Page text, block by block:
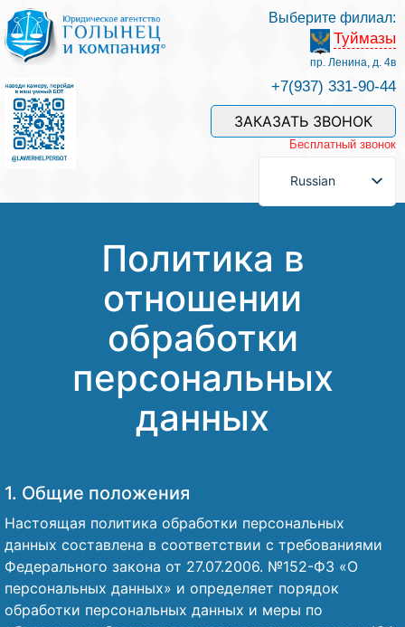
Услуги и наши специалисты
Оплата услуг
Задать вопрос
Полезные статьи
Наши победы
Видео о нас
Выберите филиал:
Туймазы
пр. Ленина, д. 4в
+7(937) 331-90-44
ЗАКАЗАТЬ ЗВОНОК
Бесплатный звонок
Russian
Политика в
отношении
обработки
персональных
данных
1. Общие положения
Настоящая политика обработки персональных
данных составлена в соответствии с требованиями
Федерального закона от 27.07.2006. №152-ФЗ «О
персональных данных» и определяет порядок
обработки персональных данных и меры по